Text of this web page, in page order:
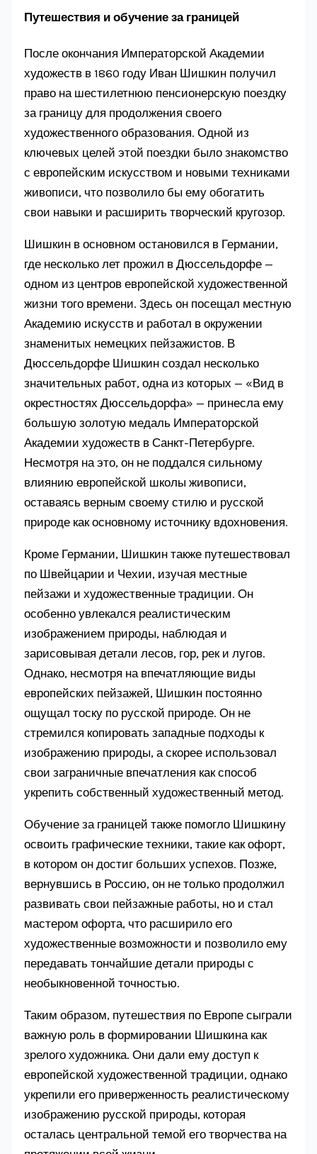
Путешествия и обучение за границей
После окончания Императорской Академии
художеств в 1860 году Иван Шишкин получил
право на шестилетнюю пенсионерскую поездку
за границу для продолжения своего
художественного образования. Одной из
ключевых целей этой поездки было знакомство
с европейским искусством и новыми техниками
живописи, что позволило бы ему обогатить
свои навыки и расширить творческий кругозор.
Шишкин в основном остановился в Германии,
где несколько лет прожил в Дюссельдорфе —
одном из центров европейской художественной
жизни того времени. Здесь он посещал местную
Академию искусств и работал в окружении
знаменитых немецких пейзажистов. В
Дюссельдорфе Шишкин создал несколько
значительных работ, одна из которых — «Вид в
окрестностях Дюссельдорфа» — принесла ему
большую золотую медаль Императорской
Академии художеств в Санкт-Петербурге.
Несмотря на это, он не поддался сильному
влиянию европейской школы живописи,
оставаясь верным своему стилю и русской
природе как основному источнику вдохновения.
Кроме Германии, Шишкин также путешествовал
по Швейцарии и Чехии, изучая местные
пейзажи и художественные традиции. Он
особенно увлекался реалистическим
изображением природы, наблюдая и
зарисовывая детали лесов, гор, рек и лугов.
Однако, несмотря на впечатляющие виды
европейских пейзажей, Шишкин постоянно
ощущал тоску по русской природе. Он не
стремился копировать западные подходы к
изображению природы, а скорее использовал
свои заграничные впечатления как способ
укрепить собственный художественный метод.
Обучение за границей также помогло Шишкину
освоить графические техники, такие как офорт,
в котором он достиг больших успехов. Позже,
вернувшись в Россию, он не только продолжил
развивать свои пейзажные работы, но и стал
мастером офорта, что расширило его
художественные возможности и позволило ему
передавать тончайшие детали природы с
необыкновенной точностью.
Таким образом, путешествия по Европе сыграли
важную роль в формировании Шишкина как
зрелого художника. Они дали ему доступ к
европейской художественной традиции, однако
укрепили его приверженность реалистическому
изображению русской природы, которая
осталась центральной темой его творчества на